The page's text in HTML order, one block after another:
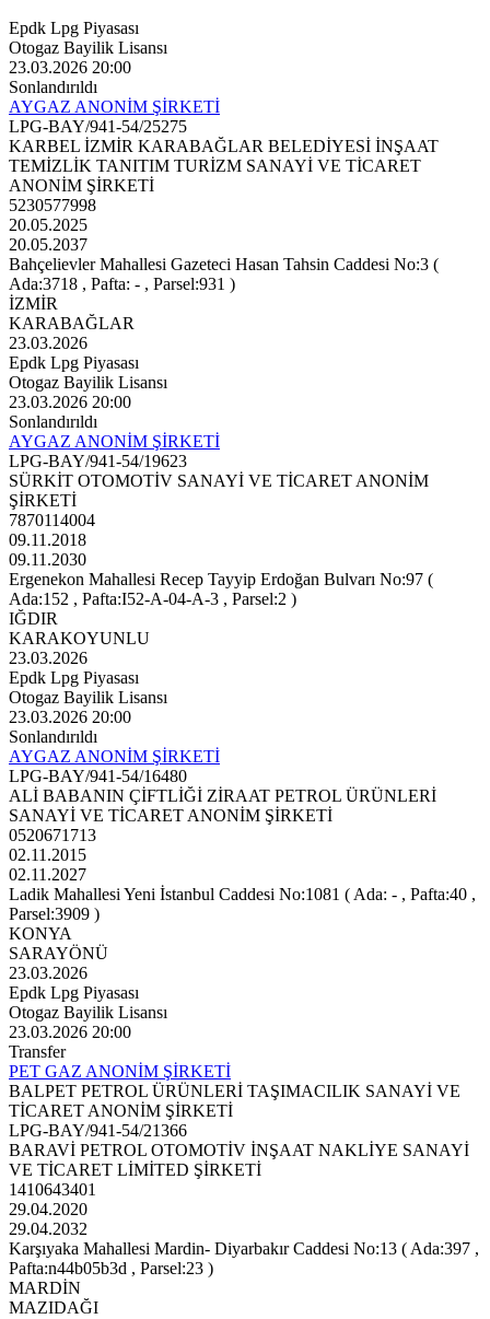
Epdk Lpg Piyasası
Otogaz Bayilik Lisansı
23.03.2026 20:00
Sonlandırıldı
AYGAZ ANONİM ŞİRKETİ
LPG-BAY/941-54/25275
KARBEL İZMİR KARABAĞLAR BELEDİYESİ İNŞAAT
TEMİZLİK TANITIM TURİZM SANAYİ VE TİCARET
ANONİM ŞİRKETİ
5230577998
20.05.2025
20.05.2037
Bahçelievler Mahallesi Gazeteci Hasan Tahsin Caddesi No:3 (
Ada:3718 , Pafta: - , Parsel:931 )
İZMİR
KARABAĞLAR
23.03.2026
Epdk Lpg Piyasası
Otogaz Bayilik Lisansı
23.03.2026 20:00
Sonlandırıldı
AYGAZ ANONİM ŞİRKETİ
LPG-BAY/941-54/19623
SÜRKİT OTOMOTİV SANAYİ VE TİCARET ANONİM
ŞİRKETİ
7870114004
09.11.2018
09.11.2030
Ergenekon Mahallesi Recep Tayyip Erdoğan Bulvarı No:97 (
Ada:152 , Pafta:I52-A-04-A-3 , Parsel:2 )
IĞDIR
KARAKOYUNLU
23.03.2026
Epdk Lpg Piyasası
Otogaz Bayilik Lisansı
23.03.2026 20:00
Sonlandırıldı
AYGAZ ANONİM ŞİRKETİ
LPG-BAY/941-54/16480
ALİ BABANIN ÇİFTLİĞİ ZİRAAT PETROL ÜRÜNLERİ
SANAYİ VE TİCARET ANONİM ŞİRKETİ
0520671713
02.11.2015
02.11.2027
Ladik Mahallesi Yeni İstanbul Caddesi No:1081 ( Ada: - , Pafta:40 ,
Parsel:3909 )
KONYA
SARAYÖNÜ
23.03.2026
Epdk Lpg Piyasası
Otogaz Bayilik Lisansı
23.03.2026 20:00
Transfer
PET GAZ ANONİM ŞİRKETİ
BALPET PETROL ÜRÜNLERİ TAŞIMACILIK SANAYİ VE
TİCARET ANONİM ŞİRKETİ
LPG-BAY/941-54/21366
BARAVİ PETROL OTOMOTİV İNŞAAT NAKLİYE SANAYİ
VE TİCARET LİMİTED ŞİRKETİ
1410643401
29.04.2020
29.04.2032
Karşıyaka Mahallesi Mardin- Diyarbakır Caddesi No:13 ( Ada:397 ,
Pafta:n44b05b3d , Parsel:23 )
MARDİN
MAZIDAĞI